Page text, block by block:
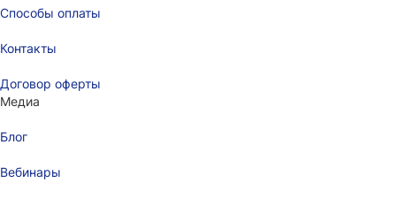
Способы оплаты
Контакты
Договор оферты
Медиа
Блог
Вебинары